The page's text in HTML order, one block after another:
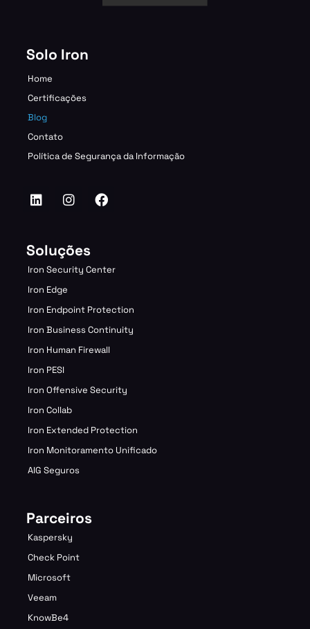
Solo Iron
Home
Certificações
Blog
Contato
Política de Segurança da Informação
Soluções
Iron Security Center
Iron Edge
Iron Endpoint Protection
Iron Business Continuity
Iron Human Firewall
Iron PESI
Iron Offensive Security
Iron Collab
Iron Extended Protection
Iron Monitoramento Unificado
AIG Seguros
Parceiros
Kaspersky
Check Point
Microsoft
Veeam
KnowBe4